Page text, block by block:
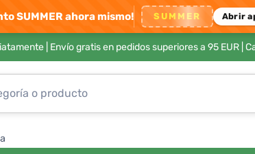
SUMMER ahora mismo! SUMMER Abrir
| Envío gratis en pedidos superiores a 95 EUR|